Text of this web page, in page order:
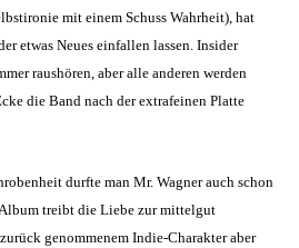
mit einem Schuss Wahrheit), hat
etwas Neues einfallen lassen. Insider
raushören, aber alle anderen werden
die Band nach der extrafeinen Platte
durfte man Mr. Wagner auch schon
treibt die Liebe zur mittelgut
genommenem Indie-Charakter aber